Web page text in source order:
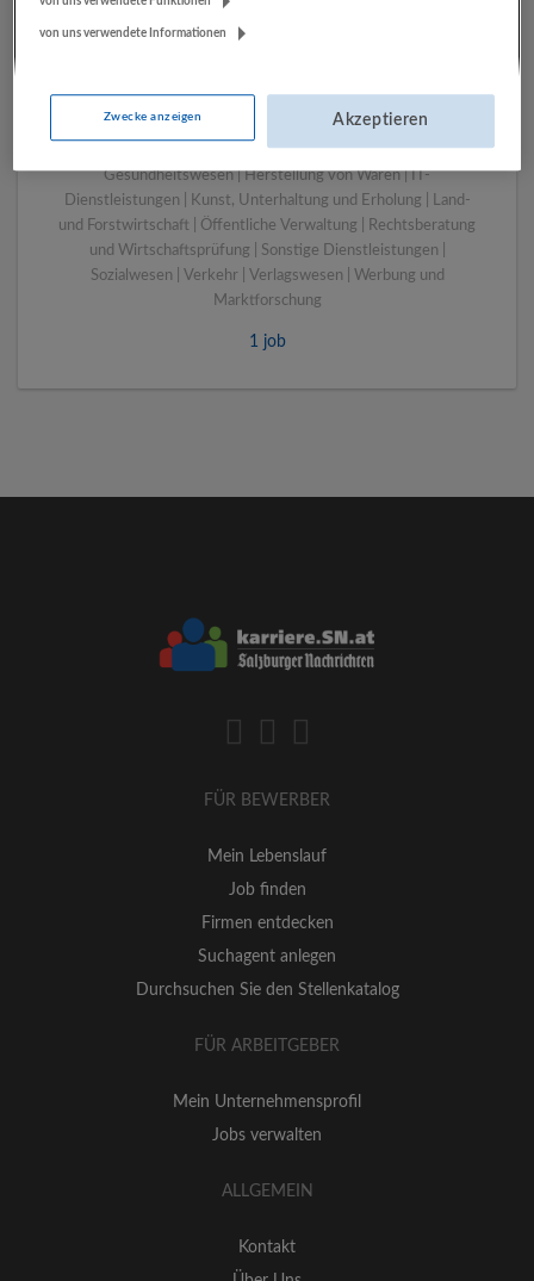
Bergheim bei Salzburg
Bau | Beherbergung und Gastronomie | Einzelhandel |
Energieversorgung | Finanz- und Versicherungsleistungen |
Gesundheitswesen | Herstellung von Waren | IT-
Dienstleistungen | Kunst, Unterhaltung und Erholung | Land-
und Forstwirtschaft | Öffentliche Verwaltung | Rechtsberatung
und Wirtschaftsprüfung | Sonstige Dienstleistungen |
Sozialwesen | Verkehr | Verlagswesen | Werbung und
Marktforschung
1 job
FÜR BEWERBER
Mein Lebenslauf
Job finden
Firmen entdecken
Suchagent anlegen
Durchsuchen Sie den Stellenkatalog
FÜR ARBEITGEBER
Mein Unternehmensprofil
Jobs verwalten
ALLGEMEIN
Kontakt
von uns verwendete Informationen
Zwecke anzeigen Akzeptieren